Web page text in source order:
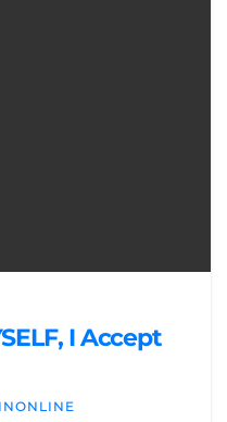
I Accept